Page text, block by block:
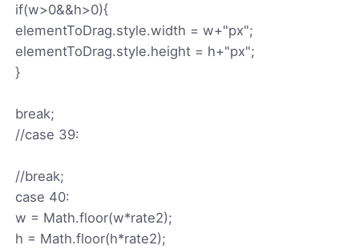
if(w>0&&h>0){
elementToDrag.style.width = w+"px";
elementToDrag.style.height = h+"px";
}
break;
//case 39:
//break;
case 40:
w = Math.floor(w*rate2);
h = Math.floor(h*rate2);